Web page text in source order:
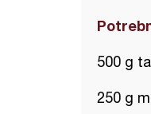
500 g
250 g